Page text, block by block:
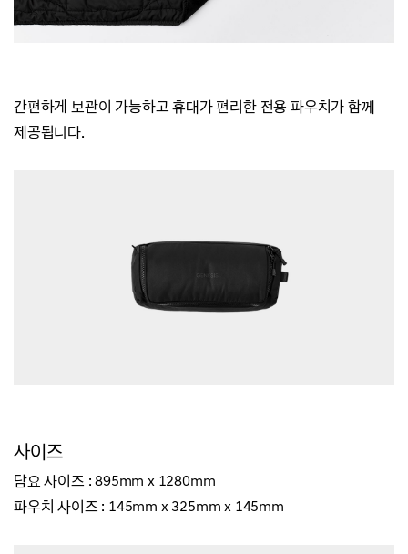
간편하게 보관이 가능하고 휴대가 편리한 전용 파우치가 함께
제공됩니다.
사이즈
담요 사이즈 : 895mm x 1280mm
파우치 사이즈 : 145mm x 325mm x 145mm